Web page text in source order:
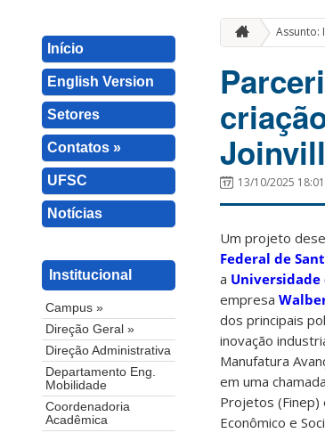
Início
English Version
Setores
Contatos »
UFSC
Notícias
Institucional
Campus »
Direção Geral »
Direção Administrativa
Departamento Eng.
Mobilidade
Coordenadoria
Acadêmica
Assunto:
13/10/2025 18:01
Um projeto
Federal de
a Universidade
empresa
dos principais
inovação
Manufatura
em uma
Projetos (Finep)
Econômico e